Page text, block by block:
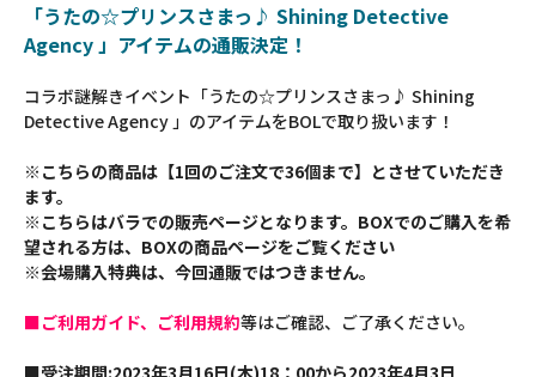
「うたの☆プリンスさまっ♪ Shining Detective
Agency 」アイテムの通販決定！
コラボ謎解きイベント「うたの☆プリンスさまっ♪ Shining
Detective Agency 」のアイテムをBOLで取り扱います！
※こちらの商品は【1回のご注文で36個まで】とさせていただき
ます。
※こちらはバラでの販売ページとなります。BOXでのご購入を希
望される方は、BOXの商品ページをご覧ください
※会場購入特典は、今回通販ではつきません。
■ご利用ガイド、ご利用規約等はご確認、ご了承ください。